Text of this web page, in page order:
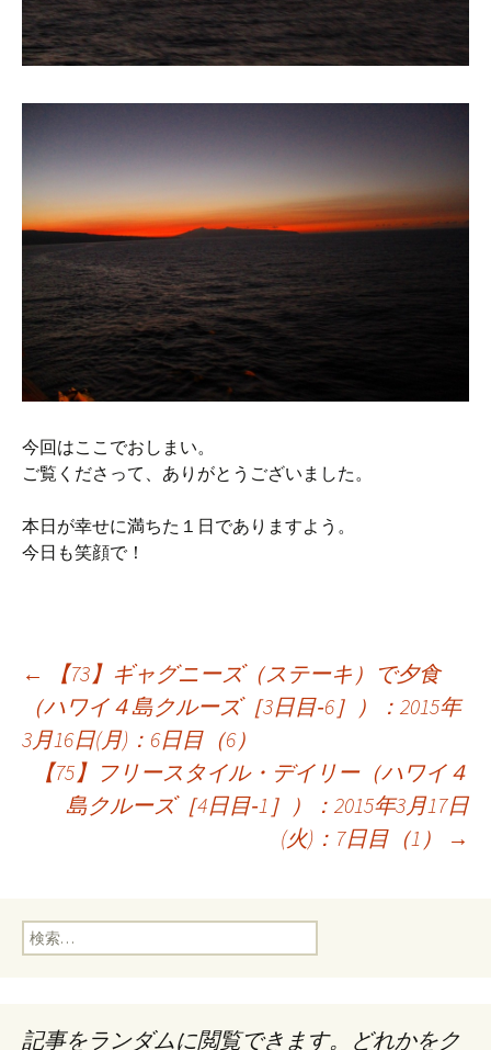
今回はここでおしまい。
ご覧くださって、ありがとうございました。
本日が幸せに満ちた１日でありますよう。
今日も笑顔で！
投
稿
ゲ
ー
←
【73】ギャグニーズ（ステーキ）で夕食
（ハワイ４島クルーズ［3日目‐6］）：2015年
3月16日(月)：6日目（6）
【75】フリースタイル・デイリー（ハワイ４
島クルーズ［4日目‐1］）：2015年3月17日
(火)：7日目（1）
→
検
索:
記事をランダムに閲覧できます。どれかをク